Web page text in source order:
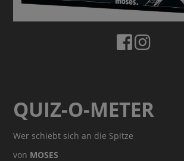
QUIZ-O-METER
Wer schiebt sich an die Spitze
von MOSES